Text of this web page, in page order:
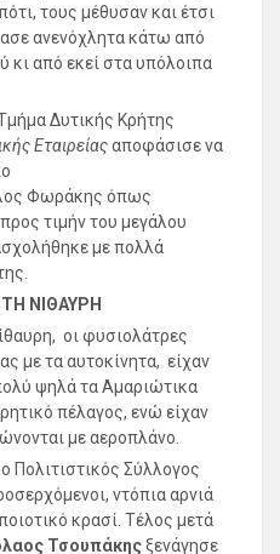
τους μέθυσαν και έτσι
ανενόχλητα κάτω από
κι από εκεί στα υπόλοιπα
Δυτικής Κρήτης
Εταιρείαςαποφάσισε να
Φωράκης όπως
τιμήν του μεγάλου
με πολλά
ΝΙΘΑΥΡΗ
οι φυσιολάτρες
με τα αυτοκίνητα, είχαν
ψηλά τα Αμαριώτικα
πέλαγος, ενώ είχαν
με αεροπλάνο.
Σύλλογος
ντόπια αρνιά
κρασί. Τέλος μετά
Τσουπάκηςξενάγησε